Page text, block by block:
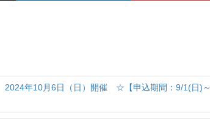
年10月6日（日）開催 ☆【申込期間：9/1(日)～